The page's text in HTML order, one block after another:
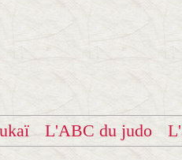
L'ABC du judo